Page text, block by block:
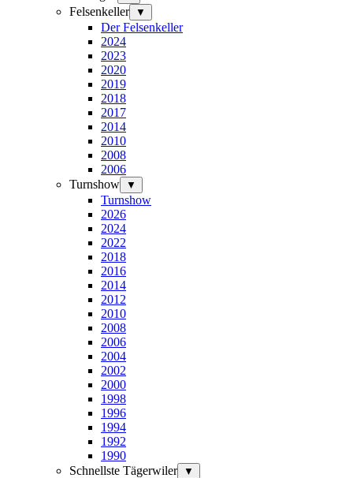
Felsenkeller ▼
Der Felsenkeller
2024
2023
2020
2019
2018
2017
2014
2010
2008
2006
Turnshow
▼
Turnshow
2026
2024
2022
2018
2016
2014
2012
2010
2008
2006
2004
2002
2000
1998
1996
1994
1992
1990
Schnellste Tägerwiler
▼